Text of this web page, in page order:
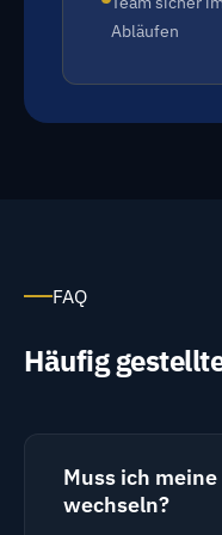
Abläufen
FAQ
Häufig
Muss ich
wechseln?